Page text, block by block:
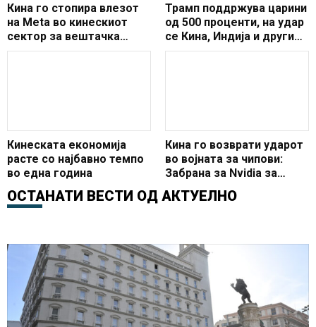
Кина го стопира влезот
на Meta во кинескиот
сектор за вештачка
интелигенција
Трамп поддржува царини
од 500 проценти, на удар
се Кина, Индија и други
земји
Кинеската економија
расте со најбавно темпо
во една година
Кина го возврати ударот
во војната за чипови:
Забрана за Nvidia за
ТикТок и Алибаба
ОСТАНАТИ ВЕСТИ ОД АКТУЕЛНО